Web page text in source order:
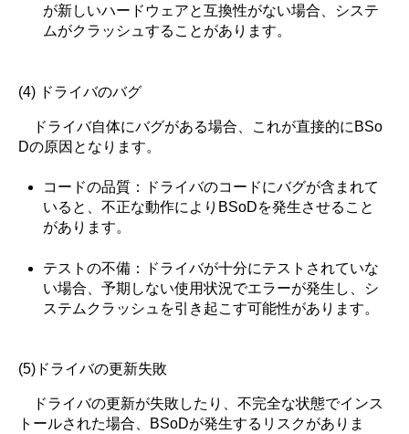
が新しいハードウェアと互換性がない場合、システ
ムがクラッシュすることがあります。
(4) ドライバのバグ
ドライバ自体にバグがある場合、これが直接的にBSo
Dの原因となります。
コードの品質：ドライバのコードにバグが含まれて
いると、不正な動作によりBSoDを発生させること
があります。
テストの不備：ドライバが十分にテストされていな
い場合、予期しない使用状況でエラーが発生し、シ
ステムクラッシュを引き起こす可能性があります。
(5)ドライバの更新失敗
ドライバの更新が失敗したり、不完全な状態でインス
トールされた場合、BSoDが発生するリスクがありま